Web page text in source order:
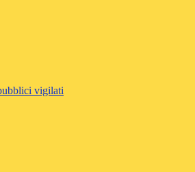
vigilati